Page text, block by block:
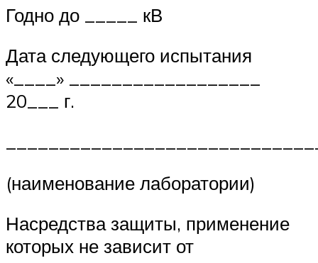
Годно до _____ кВ
Дата следующего испытания
«____» __________________
20___ г.
(наименование лаборатории)
Насредства защиты, применение
которых не зависит от